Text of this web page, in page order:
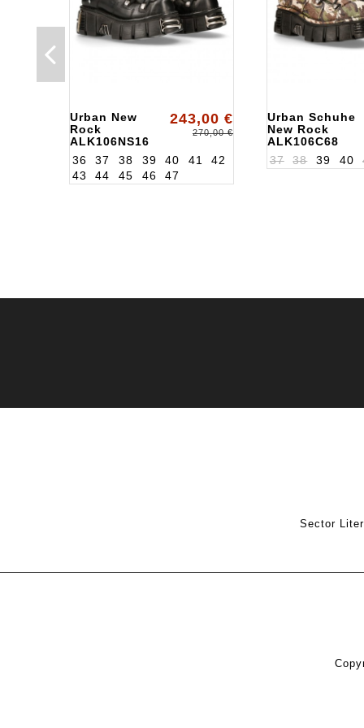
Urban New
Rock
ALK106NS16
243,00 €
270,00 €
36 37 38 39 40 41
42
43
44 45 46 47
Urban Schuhe
New Rock
ALK106C68
37
38 39 40
Sector